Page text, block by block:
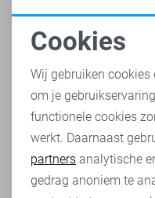
Basics: de
iedere garderobe
Basics zijn tijdloze
Noodzakelijke
Personalisatie
Analytische
Marketing cookies
Cookies
Wij gebruiken cookies
om je
functionele cookies
werkt. Daarnaast
partners analytische
gedrag anoniem te